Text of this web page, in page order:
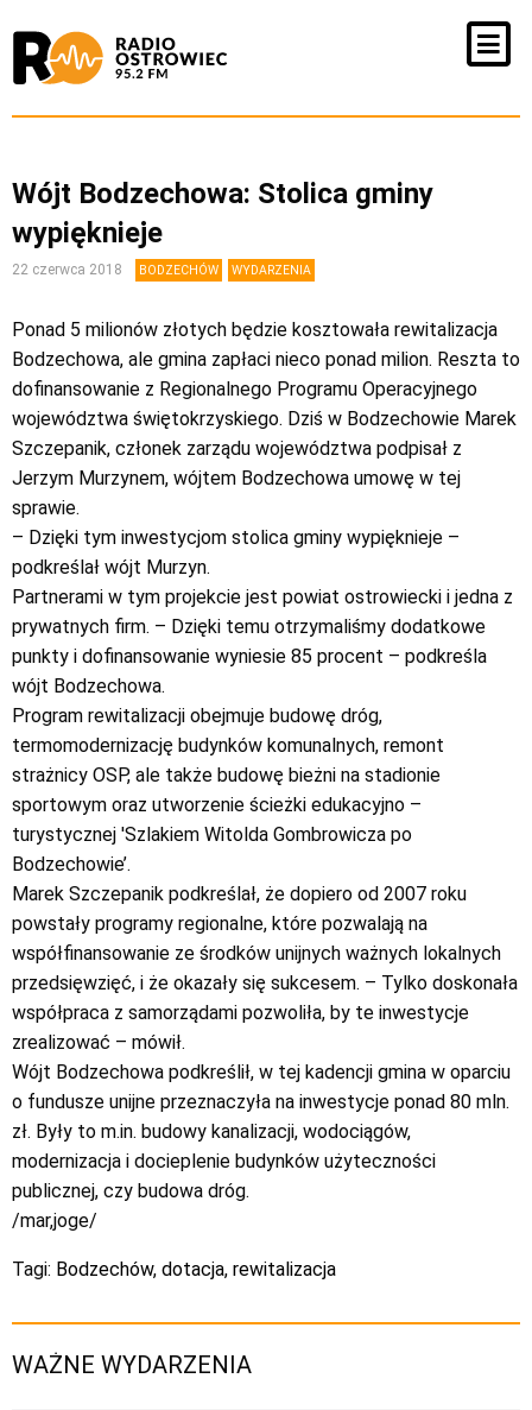
Wójt Bodzechowa: Stolica gminy
wypięknieje
22 czerwca 2018 BODZECHÓW WYDARZENIA
Ponad 5 milionów złotych będzie kosztowała rewitalizacja
Bodzechowa, ale gmina zapłaci nieco ponad milion. Reszta to
dofinansowanie z Regionalnego Programu Operacyjnego
województwa świętokrzyskiego. Dziś w Bodzechowie Marek
Szczepanik, członek zarządu województwa podpisał z
Jerzym Murzynem, wójtem Bodzechowa umowę w tej
sprawie.
– Dzięki tym inwestycjom stolica gminy wypięknieje –
podkreślał wójt Murzyn.
Partnerami w tym projekcie jest powiat ostrowiecki i jedna z
prywatnych firm. – Dzięki temu otrzymaliśmy dodatkowe
punkty i dofinansowanie wyniesie 85 procent – podkreśla
wójt Bodzechowa.
Program rewitalizacji obejmuje budowę dróg,
termomodernizację budynków komunalnych, remont
strażnicy OSP, ale także budowę bieżni na stadionie
sportowym oraz utworzenie ścieżki edukacyjno –
turystycznej 'Szlakiem Witolda Gombrowicza po
Bodzechowie’.
Marek Szczepanik podkreślał, że dopiero od 2007 roku
powstały programy regionalne, które pozwalają na
współfinansowanie ze środków unijnych ważnych lokalnych
przedsięwzięć, i że okazały się sukcesem. – Tylko doskonała
współpraca z samorządami pozwoliła, by te inwestycje
zrealizować – mówił.
Wójt Bodzechowa podkreślił, w tej kadencji gmina w oparciu
o fundusze unijne przeznaczyła na inwestycje ponad 80 mln.
zł. Były to m.in. budowy kanalizacji, wodociągów,
modernizacja i docieplenie budynków użyteczności
publicznej, czy budowa dróg.
/mar,joge/
Tagi: Bodzechów, dotacja, rewitalizacja
WAŻNE WYDARZENIA